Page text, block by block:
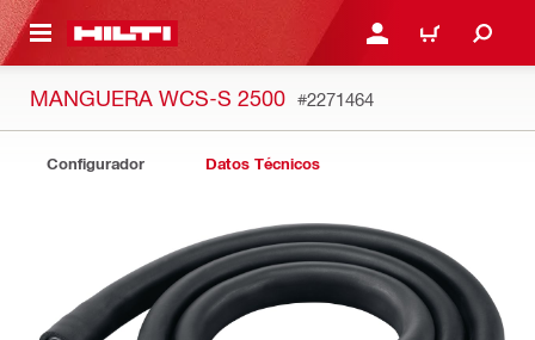
PRINCIPAL INICIE SESIÓN O
CARRITO
MANGUERA WCS-S 2500 #2271464
Configurador Datos Técnicos